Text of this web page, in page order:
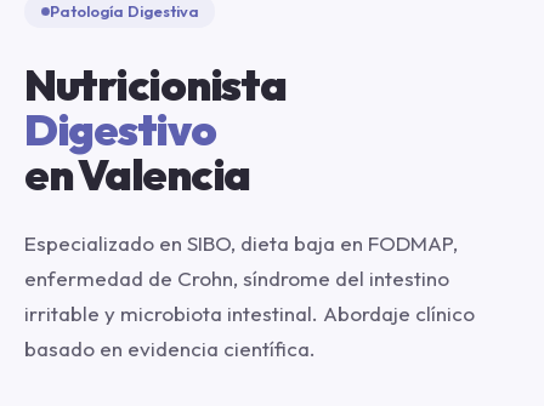
Patología Digestiva
Nutricionista
Digestivo
en Valencia
Especializado en SIBO, dieta baja en FODMAP,
enfermedad de Crohn, síndrome del intestino
irritable y microbiota intestinal. Abordaje clínico
basado en evidencia científica.